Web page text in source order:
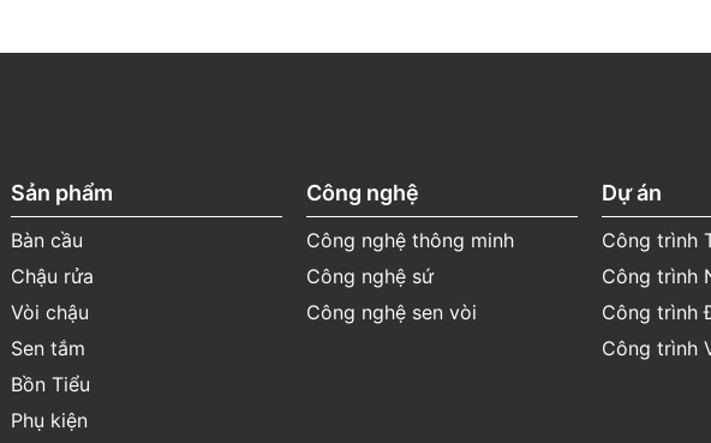
Sản phẩm
Bàn cầu
Chậu rửa
Vòi chậu
Sen tắm
Bồn Tiểu
Phụ kiện
Công nghệ
Công nghệ thông minh
Công nghệ sứ
Công nghệ sen vòi
Dự án
Công trình
Công trình
Công trình
Công trình